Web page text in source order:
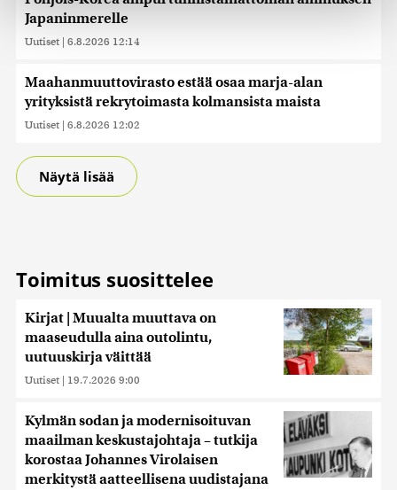
Käytämme evästeitä tarjoamamme sisällön ja mainosten
räätälöimiseen, sosiaalisen median ominaisuuksien
tukemiseen ja kävijämäärämme analysoimiseen. Lisäksi
alan kumppaneillemme tietoja siitä, miten käytät
sivustoamme. Kumppanimme voivat yhdistää näitä
tietoja muihin tietoihin, joita olet antanut heille tai joita on
saatetaan myös siirtää ulkomaille.
Japaninmerelle
Uutiset | 6.8.2026 12:14
Maahanmuuttovirasto estää osaa marja-alan
yrityksistä rekrytoimasta kolmansista maista
Uutiset | 6.8.2026 12:02
Näytä lisää
Toimitus suosittelee
Kirjat | Muualta muuttava on
maaseudulla aina outolintu,
uutuuskirja väittää
Uutiset | 19.7.2026 9:00
Kylmän sodan ja modernisoituvan
maailman keskustajohtaja – tutkija
korostaa Johannes Virolaisen
merkitystä aatteellisena uudistajana